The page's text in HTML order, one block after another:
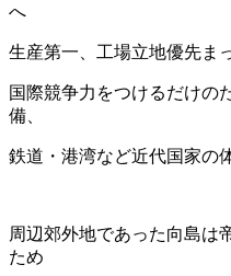
へ
生産第一、工場立地優先ま
国際競争力をつけるだけの
備、
鉄道・港湾など近代国家の
周辺郊外地であった向島は
ため